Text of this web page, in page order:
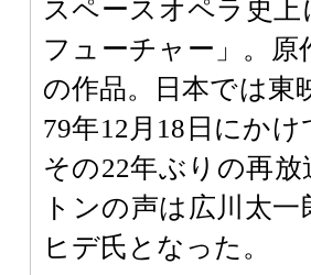
スペースオペラ史
フューチャー」。
の作品。日本では東
79年12月18日にか
その22年ぶりの再
トンの声は広川太
ヒデ氏となった。